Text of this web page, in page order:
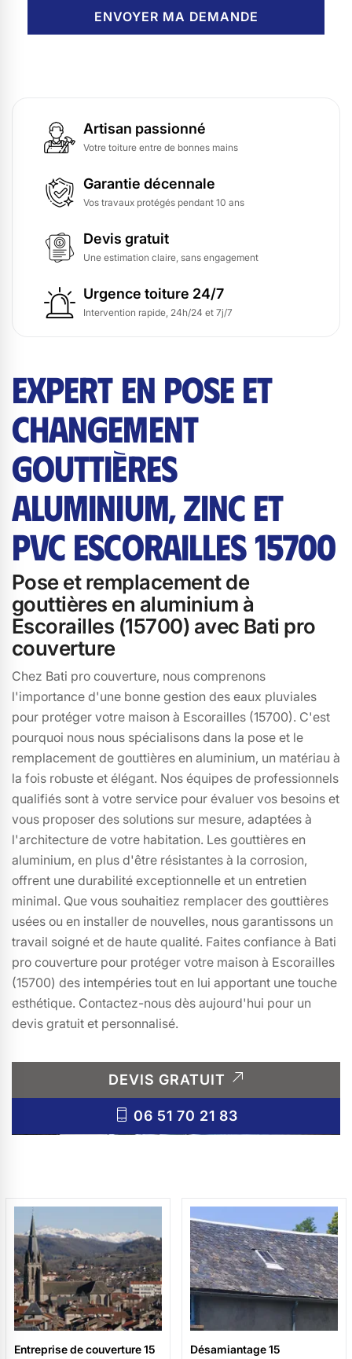
Artisan passionné
Votre toiture entre de bonnes mains
Garantie décennale
Vos travaux protégés pendant 10 ans
Devis gratuit
Une estimation claire, sans engagement
Urgence toiture 24/7
Intervention rapide, 24h/24 et 7j/7
EXPERT EN POSE ET
CHANGEMENT
GOUTTIÈRES
ALUMINIUM, ZINC ET
PVC ESCORAILLES 15700
Pose et remplacement de
gouttières en aluminium à
Escorailles (15700) avec Bati pro
couverture
Chez Bati pro couverture, nous comprenons
l'importance d'une bonne gestion des eaux pluviales
pour protéger votre maison à Escorailles (15700). C'est
pourquoi nous nous spécialisons dans la pose et le
remplacement de gouttières en aluminium, un matériau à
la fois robuste et élégant. Nos équipes de professionnels
qualifiés sont à votre service pour évaluer vos besoins et
vous proposer des solutions sur mesure, adaptées à
l'architecture de votre habitation. Les gouttières en
aluminium, en plus d'être résistantes à la corrosion,
offrent une durabilité exceptionnelle et un entretien
minimal. Que vous souhaitiez remplacer des gouttières
usées ou en installer de nouvelles, nous garantissons un
travail soigné et de haute qualité. Faites confiance à Bati
pro couverture pour protéger votre maison à Escorailles
(15700) des intempéries tout en lui apportant une touche
esthétique. Contactez-nous dès aujourd'hui pour un
devis gratuit et personnalisé.
DEVIS GRATUIT
06 51 70 21 83
Entreprise de couverture 15 Désamiantage 15